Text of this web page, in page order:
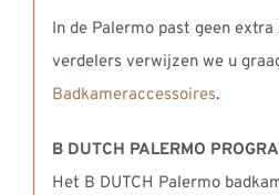
In de Palermo past geen extra
verdelers verwijzen we u
Badkameraccessoires.
B DUTCH PALERMO
Het B DUTCH Palermo